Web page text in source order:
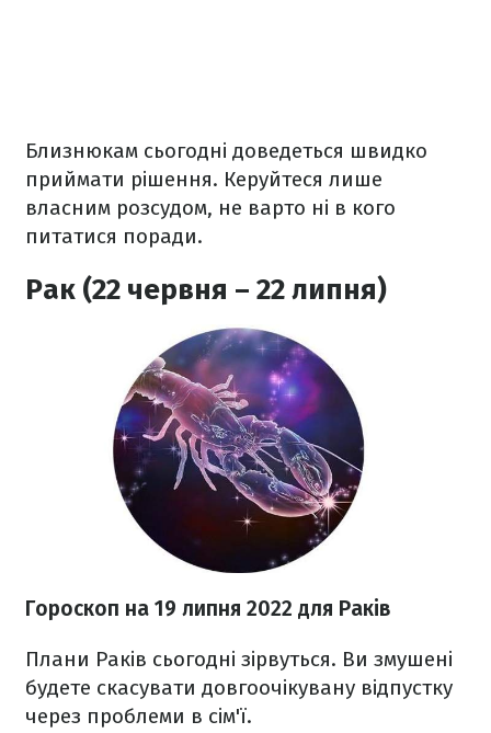
Близнюкам сьогодні доведеться швидко
приймати рішення. Керуйтеся лише
власним розсудом, не варто ні в кого
питатися поради.
Рак (22 червня – 22 липня)
Гороскоп на 19 липня 2022 для Раків
Плани Раків сьогодні зірвуться. Ви змушені
будете скасувати довгоочікувану відпустку
через проблеми в сім'ї.